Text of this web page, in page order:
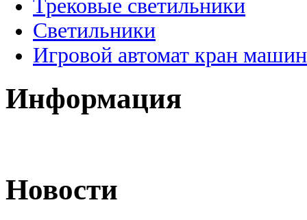
Трековые светильники
Светильники
Игровой автомат кран
Информация
Новости